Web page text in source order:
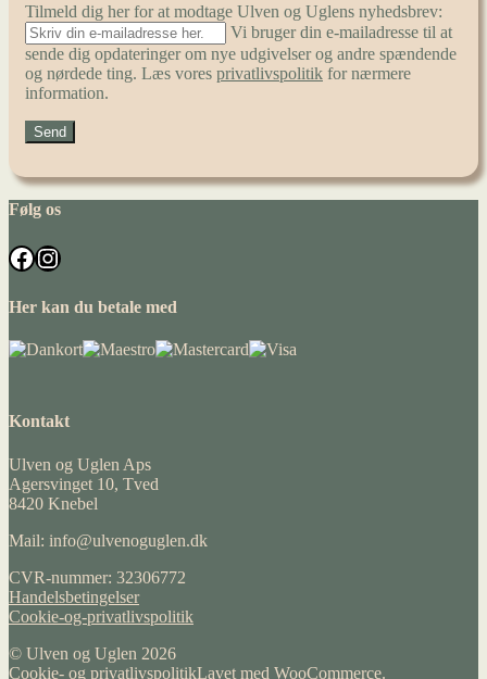
Tilmeld dig her for at modtage Ulven og Uglens nyhedsbrev:
Vi bruger din e-mailadresse til at
sende dig opdateringer om nye udgivelser og andre spændende
og nørdede ting. Læs vores privatlivspolitik for nærmere
information.
Følg os
Facebook
Instagram
Her kan du betale med
Kontakt
Ulven og Uglen Aps
Agersvinget 10, Tved
8420 Knebel
Mail: info@ulvenoguglen.dk
CVR-nummer: 32306772
Handelsbetingelser
Cookie-og-privatlivspolitik
© Ulven og Uglen 2026
Cookie- og privatlivspolitikLavet med WooCommerce.